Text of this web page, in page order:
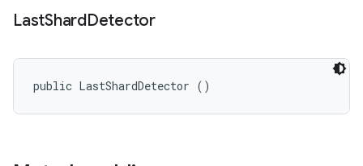
LastShardDetector
public LastShardDetector ()